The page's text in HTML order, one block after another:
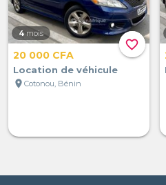
favorite_border
4 mois
20 000 CFA
Location de véhicule
location_on Cotonou, Bénin